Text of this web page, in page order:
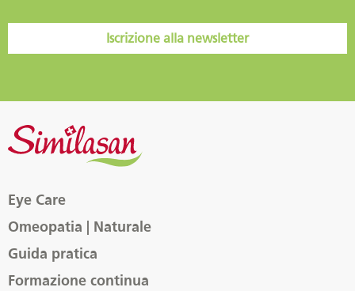
Iscrizione alla newsletter
Eye Care
Omeopatia | Naturale
Guida pratica
Formazione continua